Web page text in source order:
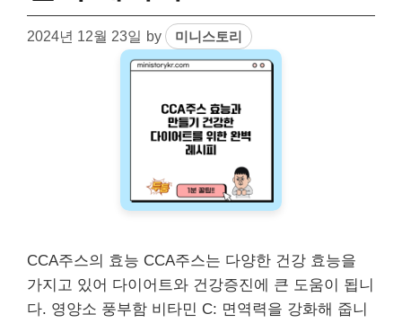
2024년 12월 23일 by 미니스토리
CCA주스의 효능 CCA주스는 다양한 건강 효능을
가지고 있어 다이어트와 건강증진에 큰 도움이 됩니
다. 영양소 풍부함 비타민 C: 면역력을 강화해 줍니